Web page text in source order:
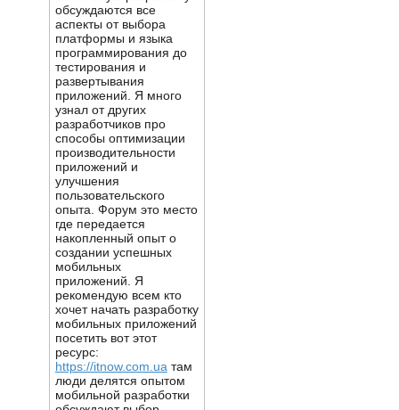
обсуждаются все
аспекты от выбора
платформы и языка
программирования до
тестирования и
развертывания
приложений. Я много
узнал от других
разработчиков про
способы оптимизации
производительности
приложений и
улучшения
пользовательского
опыта. Форум это место
где передается
накопленный опыт о
создании успешных
мобильных
приложений. Я
рекомендую всем кто
хочет начать разработку
мобильных приложений
посетить вот этот
ресурс:
https://itnow.com.uaтам
люди делятся опытом
мобильной разработки